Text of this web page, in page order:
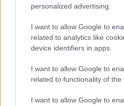
personalized advertising.
I want to allow Google to
related to analytics like
device identifiers in apps.
I want to allow Google to
related to functionality of the
I want to allow Google to
ΣΑΝ ΣΗΜΕΡΑ...ΣΤΟΝ ΠΟΝΤΟ ΚΑΙ
Πρωτοχρονιά του 1919: Οι
Σανταίους αντάρτες του